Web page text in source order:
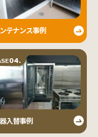
テナンス事例
04.
入替事例